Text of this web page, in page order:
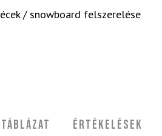
/ snowboard felszerelése
Értékelések